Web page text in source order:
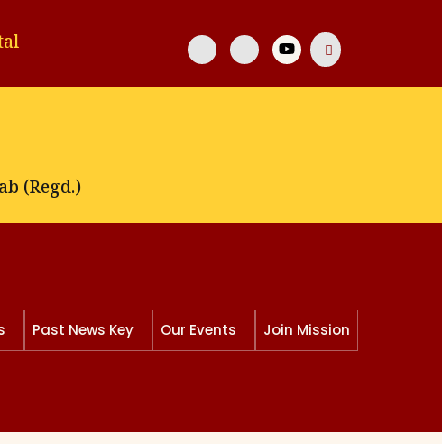
(Regd.)
Past News Key Our Events Join Mission